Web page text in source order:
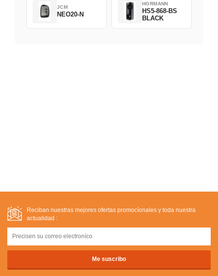
JCM
NEO20-N
HORMANN
HS5-868-BS
BLACK
Reciban nuestras mejores ofertas promocíonales y toda nuestra
actualidad :